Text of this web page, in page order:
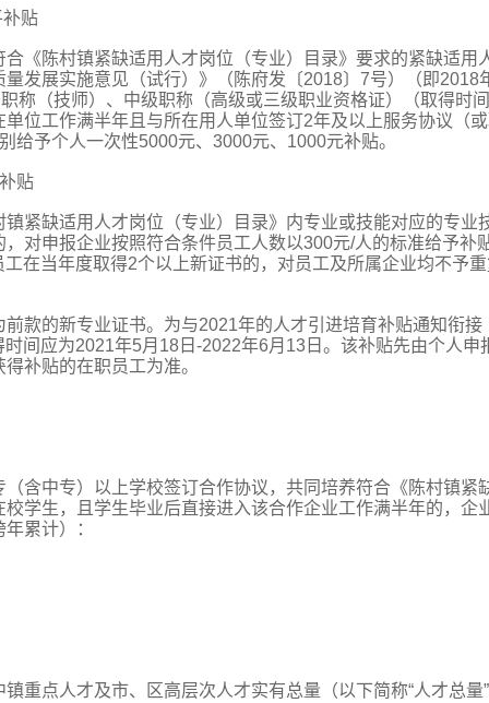
贴
《陈村镇紧缺适用人才岗位（专业）目录》要求的紧缺适用
发展实施意见（试行）》（陈府发〔2018〕7号）（即2018
称（技师）、中级职称（高级或三级职业资格证）（取得时
位工作满半年且与所在用人单位签订2年及以上服务协议（
给予个人一次性5000元、3000元、1000元补贴。
贴
紧缺适用人才岗位（专业）目录》内专业或技能对应的专业
对申报企业按照符合条件员工人数以300元/人的标准给予补
在当年度取得2个以上新证书的，对员工及所属企业均不予
款的新专业证书。为与2021年的人才引进培育补贴通知衔接
间应为2021年5月18日-2022年6月13日。该补贴先由个人申
补贴的在职员工为准。
含中专）以上学校签订合作协议，共同培养符合《陈村镇紧
学生，且学生毕业后直接进入该合作企业工作满半年的，企
累计）：
重点人才及市、区高层次人才实有总量（以下简称“人才总量